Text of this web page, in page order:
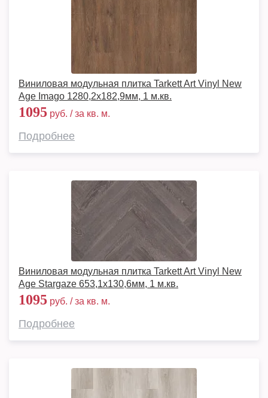
Виниловая модульная плитка Tarkett Art Vinyl New
Age Imago 1280,2х182,9мм, 1 м.кв.
1095 руб. / за кв. м.
Подробнее
Виниловая модульная плитка Tarkett Art Vinyl New
Age Stargaze 653,1х130,6мм, 1 м.кв.
1095 руб. / за кв. м.
Подробнее